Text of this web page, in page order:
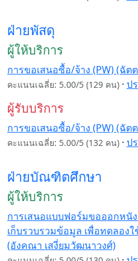
ฝ่ายพัสดุ
ผู้ให้บริการ
การขอเสนอซื้อ/จ้าง (PW) (ฉั
คะแนนเฉลี่ย: 5.00/5 (129 คน) · ป
ผู้รับบริการ
การขอเสนอซื้อ/จ้าง (PW) (ฉั
คะแนนเฉลี่ย: 5.00/5 (132 คน) · ป
ฝ่ายบัณฑิตศึกษา
ผู้ให้บริการ
การเสนอแบบฟอร์มขอออกหนั
เก็บรวบรวมข้อมูล เพื่อทดลองใ
(อังคณา เสงี่ยมวัฒนาวงศ์)